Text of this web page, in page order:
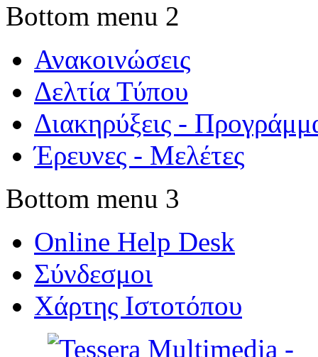
Bottom menu 2
Ανακοινώσεις
Δελτία Τύπου
Διακηρύξεις -
Έρευνες - Μελέτες
Bottom menu 3
Online Help Desk
Σύνδεσμοι
Χάρτης Ιστοτόπου